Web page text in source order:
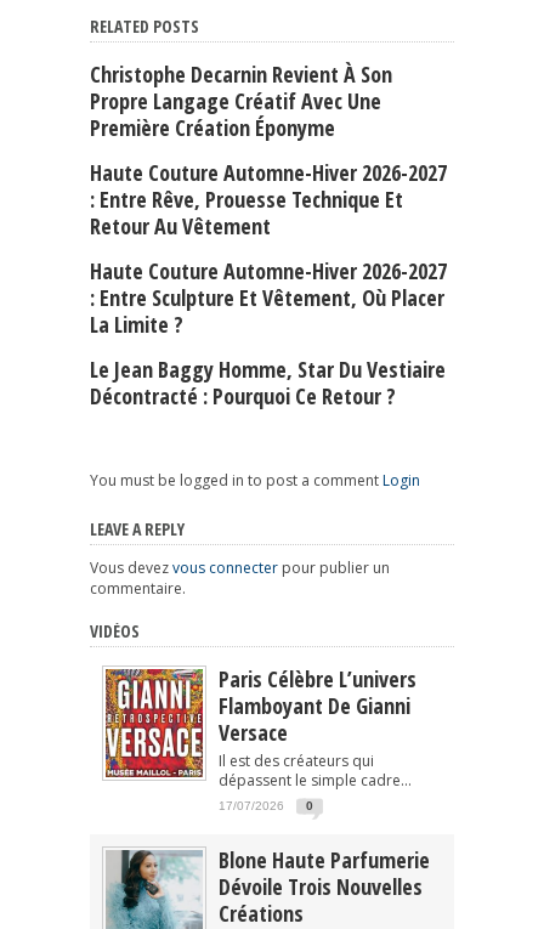
RELATED POSTS
Christophe Decarnin Revient À Son
Propre Langage Créatif Avec Une
Première Création Éponyme
Haute Couture Automne-Hiver 2026-2027
: Entre Rêve, Prouesse Technique Et
Retour Au Vêtement
Haute Couture Automne-Hiver 2026-2027
: Entre Sculpture Et Vêtement, Où Placer
La Limite ?
Le Jean Baggy Homme, Star Du Vestiaire
Décontracté : Pourquoi Ce Retour ?
You must be logged in to post a commentLogin
LEAVE A REPLY
Vous devezvous connecter pour publier un
commentaire.
VIDÉOS
Paris Célèbre L’univers
Flamboyant De Gianni
Versace
Il est des créateurs qui
dépassent le simple cadre...
17/07/2026 0
Blone Haute Parfumerie
Dévoile Trois Nouvelles
Créations